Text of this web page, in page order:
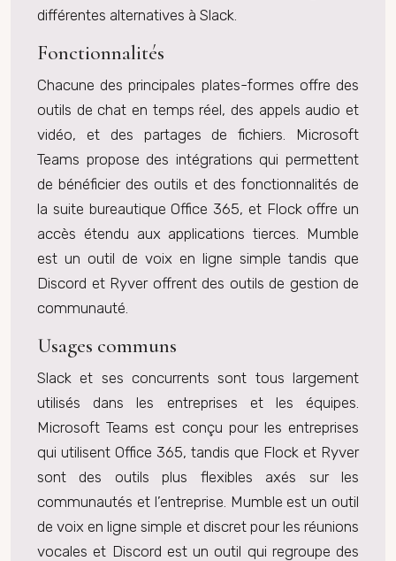
différentes alternatives à Slack.
Fonctionnalités
Chacune des principales plates-formes offre des
outils de chat en temps réel, des appels audio et
vidéo, et des partages de fichiers. Microsoft
Teams propose des intégrations qui permettent
de bénéficier des outils et des fonctionnalités de
la suite bureautique Office 365, et Flock offre un
accès étendu aux applications tierces. Mumble
est un outil de voix en ligne simple tandis que
Discord et Ryver offrent des outils de gestion de
communauté.
Usages communs
Slack et ses concurrents sont tous largement
utilisés dans les entreprises et les équipes.
Microsoft Teams est conçu pour les entreprises
qui utilisent Office 365, tandis que Flock et Ryver
sont des outils plus flexibles axés sur les
communautés et l’entreprise. Mumble est un outil
de voix en ligne simple et discret pour les réunions
vocales et Discord est un outil qui regroupe des